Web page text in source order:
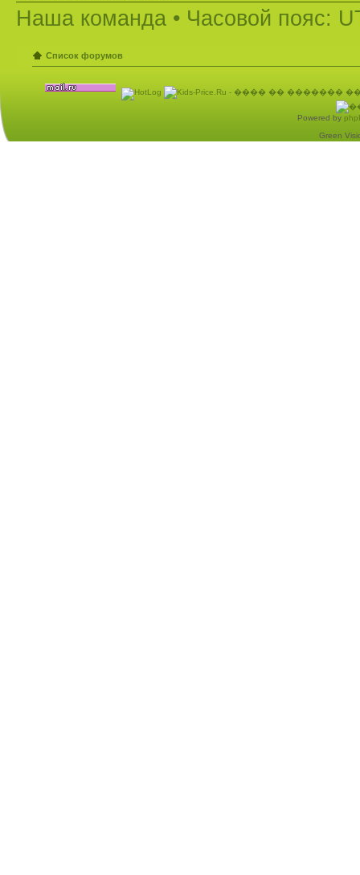
Наша команда • Часовой пояс:
Список форумов
Powered by
Green